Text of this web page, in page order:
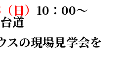
日） 10：00～
道
スの現場見学会を